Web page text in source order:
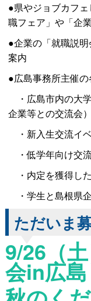
●県やジョブカフ
職フェア」や「企
●企業の「就職説
案内
●広島事務所主催
・広島市内の大
企業等との交流会）
・新入生交流イ
・低学年向け交
・内定を獲得し
・学生と島根県
ただいま
9/26（
会in広島